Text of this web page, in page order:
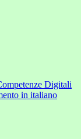
Digitali
in italiano